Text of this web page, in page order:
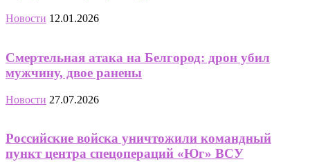
Новости 12.01.2026
Смертельная атака на Белгород: дрон убил
мужчину, двое ранены
Новости 27.07.2026
Российские войска уничтожили командный
пункт центра спецопераций «Юг» ВСУ